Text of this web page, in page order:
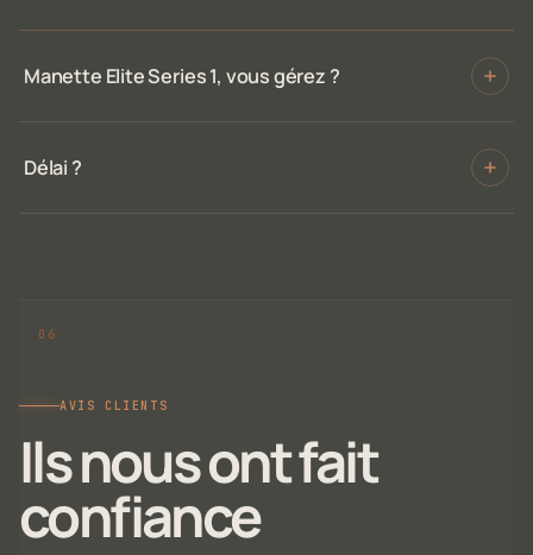
Manette Elite Series 1, vous gérez ?
Délai ?
AVIS CLIENTS
Ils nous ont fait
confiance